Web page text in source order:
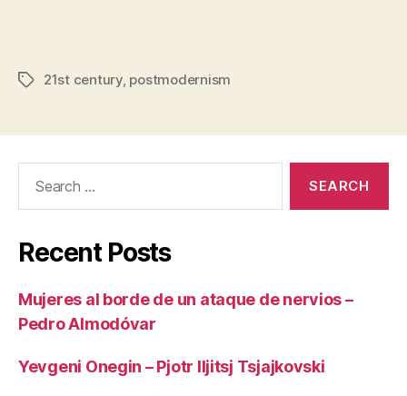
Tags21st century, postmodernism
Recent Posts
Mujeres al borde de un ataque de nervios –
Pedro Almodóvar
Yevgeni Onegin – Pjotr Iljitsj Tsjajkovski